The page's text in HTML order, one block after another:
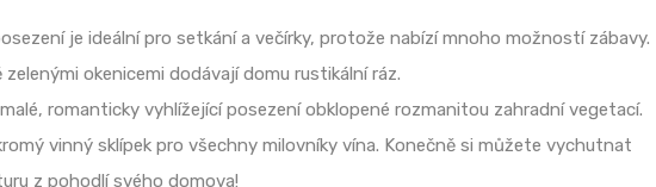
je ideální pro setkání a večírky, protože nabízí mnoho možností zábavy.
zelenými okenicemi dodávají domu rustikální ráz.
romanticky vyhlížející posezení obklopené rozmanitou zahradní vegetací.
vinný sklípek pro všechny milovníky vína. Konečně si můžete vychutnat
z pohodlí svého domova!